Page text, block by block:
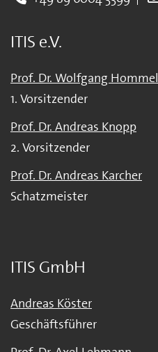
ITIS e.V.
Prof. Dr. Wolfgang Hommel
1. Vorsitzender
Prof. Dr. Andreas Knopp
2. Vorsitzender
Prof. Dr. Andreas Karcher
Schatzmeister
ITIS GmbH
Andreas Köster
Geschäftsführer